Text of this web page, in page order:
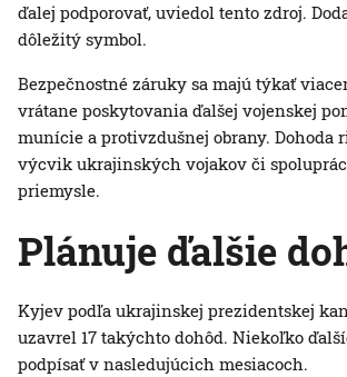
ďalej podporovať, uviedol tento zdroj.
dôležitý symbol.
Bezpečnostné záruky sa majú týkať
vrátane poskytovania ďalšej vojenskej
munície a protivzdušnej obrany. Dohoda
výcvik ukrajinských vojakov či
priemysle.
Plánuje ďalšie
Kyjev podľa ukrajinskej prezidentskej
uzavrel 17 takýchto dohôd. Niekoľko
podpísať v nasledujúcich mesiacoch.